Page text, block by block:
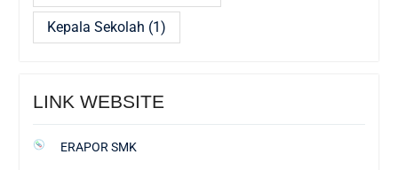
Kepala Sekolah (1)
LINK WEBSITE
ERAPOR SMK